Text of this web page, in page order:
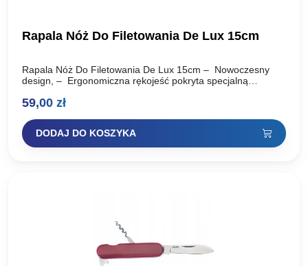
Rapala Nóż Do Filetowania De Lux 15cm
Rapala Nóż Do Filetowania De Lux 15cm – Nowoczesny
design, – Ergonomiczna rękojeść pokryta specjalną
zapewnia…
59,00 zł
DODAJ DO KOSZYKA